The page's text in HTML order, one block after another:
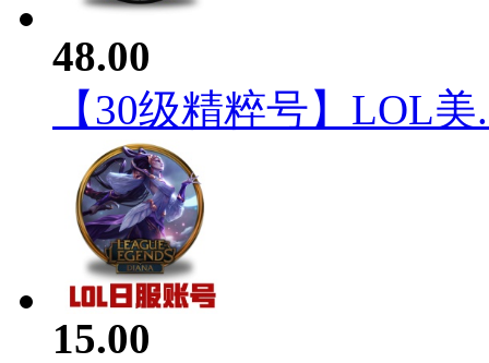
48.00
【30级精粹号】LOL美
15.00